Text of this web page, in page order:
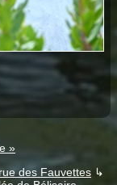
»
des Fauvettes ↳